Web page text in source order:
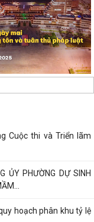
Cuộc thi và Triển lãm
ỦY PHƯỜNG DỰ SINH
hoạch phân khu tỷ lệ